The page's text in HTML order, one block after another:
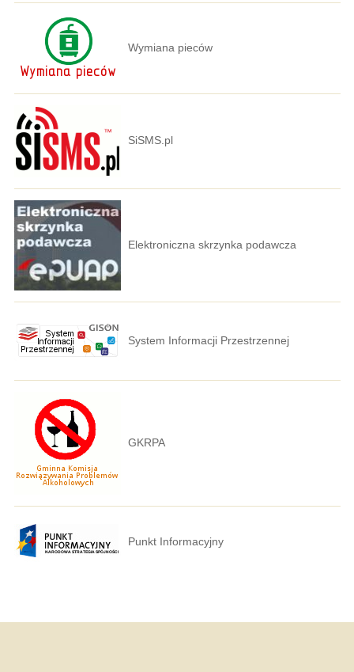
Wymiana pieców
SiSMS.pl
Elektroniczna skrzynka podawcza
System Informacji Przestrzennej
GKRPA
Punkt Informacyjny